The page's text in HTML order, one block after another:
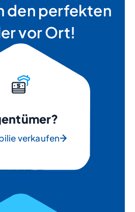
den perfekten
vor Ort!
verkaufen